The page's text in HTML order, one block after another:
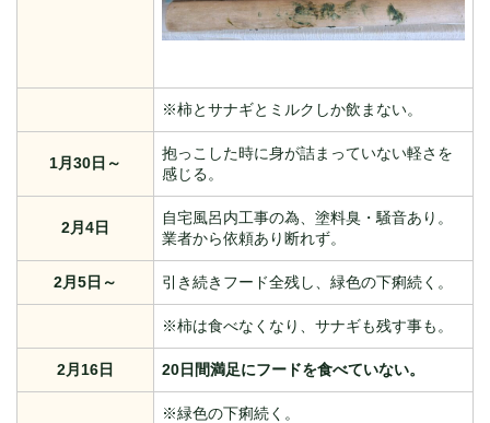
※柿とサナギとミルクしか飲まない。
1月30日～
抱っこした時に身が詰まっていない軽さを
感じる。
2月4日
自宅風呂内工事の為、塗料臭・騒音あり。
業者から依頼あり断れず。
2月5日～ 引き続きフード全残し、緑色の下痢続く。
※柿は食べなくなり、サナギも残す事も。
2月16日 20日間満足にフードを食べていない。
※緑色の下痢続く。